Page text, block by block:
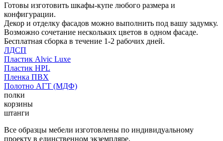
Готовы изготовить шкафы-купе любого размера и
конфигурации.
Декор и отделку фасадов можно выполнить под вашу задумку.
Возможно сочетание нескольких цветов в одном фасаде.
Бесплатная сборка в течение 1-2 рабочих дней.
ЛДСП
Пластик Alvic Luxe
Пластик HPL
Пленка ПВХ
Полотно АГТ (МДФ)
полки
корзины
штанги
Все образцы мебели изготовлены по индивидуальному
проекту в единственном экземпляре.